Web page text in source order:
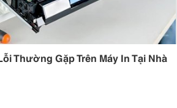
Thường Gặp Trên Máy In Tại Nhà